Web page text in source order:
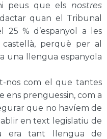
peus que els nostres
quan el Tribunal
25 % d’espanyol a les
perquè per al
una llengua espanyola
nos com el que tantes
ens prenguessin, com a
que no havíem de
en text legislatiu de
era tant llengua de